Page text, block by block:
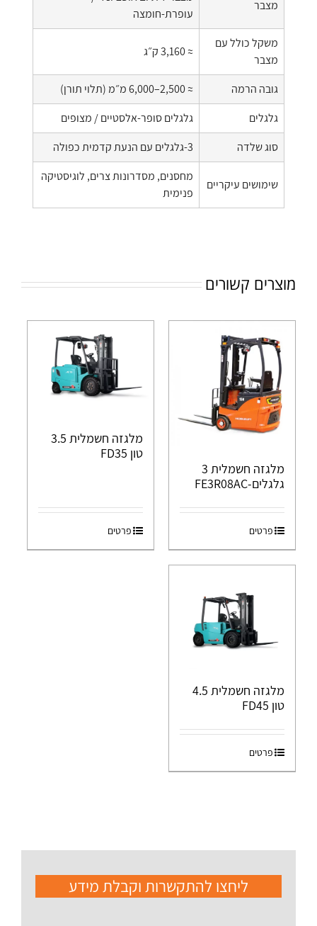
מצבר
עופרת-חומצה
משקל כולל עם
מצבר
≈ 3,160 ק״ג
גובה הרמה
≈ 2,500–6,000 מ״מ (תלוי תורן)
גלגלים
גלגלים סופר-אלסטיים / מצופים
סוג שלדה
3-גלגלים עם הנעת קדמית כפולה
שימושים עיקריים
מחסנים, מסדרונות צרים, לוגיסטיקה
פנימית
מוצרים קשורים
מלגזה חשמלית 3
גלגלים-FE3R08AC
פרטים
מלגזה חשמלית 3.5
טון FD35
פרטים
מלגזה חשמלית 4.5
טון FD45
פרטים
ליחצו להתקשרות וקבלת מידע